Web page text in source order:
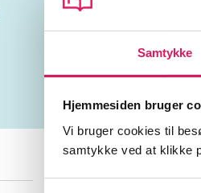
Samtykke
Hjemmesiden bruger
Vi bruger cookies til
samtykke ved at klikke